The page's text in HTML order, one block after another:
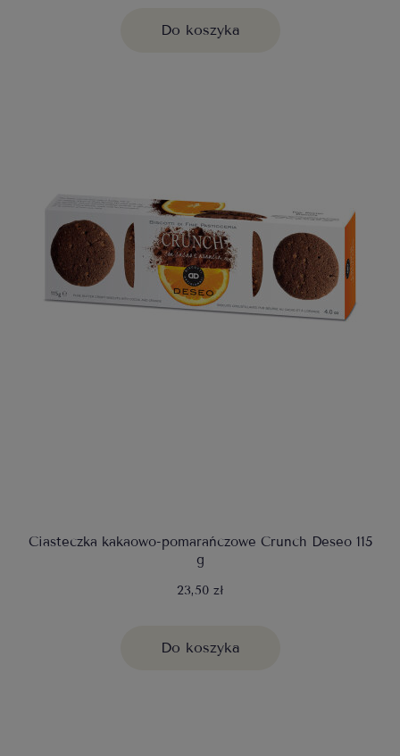
Do koszyka
Ciasteczka kakaowo-pomarańczowe Crunch Deseo 115
g
23,50 zł
Do koszyka